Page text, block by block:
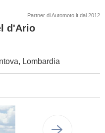
Partner di Automoto.it dal 2012
d'Ario
Lombardia